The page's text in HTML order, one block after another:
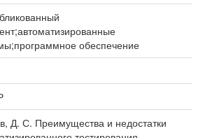
обеспечение
Д. С. Преимущества и недостатки